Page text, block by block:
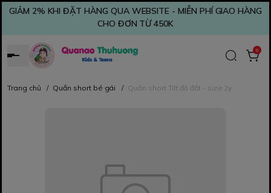
GIẢM 2% KHI ĐẶT HÀNG QUA WEBSITE - MIỄN PHÍ GIAO HÀNG
CHO ĐƠN TỪ 450K
0
Trang chủ / Quần short bé gái / Quần short Tilt đỏ đất - size 2y